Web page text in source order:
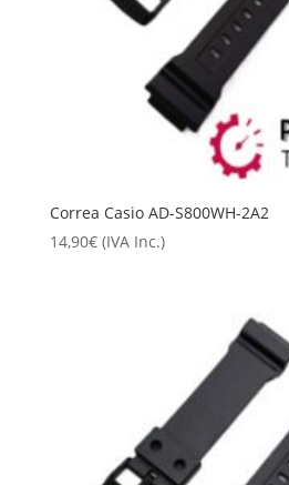
Correa Casio AD-S800WH-2A2
14,90€ (IVA Inc.)